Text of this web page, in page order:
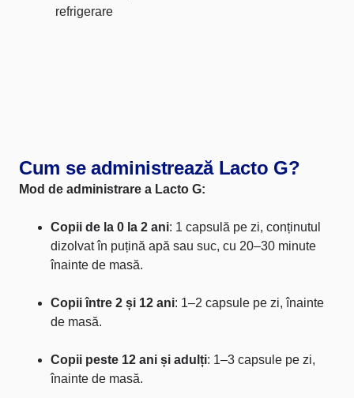
refrigerare
Cum se administrează Lacto G?
Mod de administrare a Lacto G:
Copii de la 0 la 2 ani: 1 capsulă pe zi, conținutul
dizolvat în puțină apă sau suc, cu 20–30 minute
înainte de masă.
Copii între 2 și 12 ani: 1–2 capsule pe zi, înainte
de masă.
Copii peste 12 ani și adulți: 1–3 capsule pe zi,
înainte de masă.